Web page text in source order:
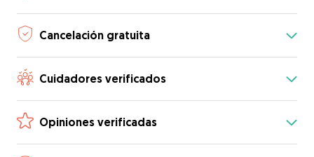
Cancelación gratuita
Cuidadores verificados
Opiniones verificadas